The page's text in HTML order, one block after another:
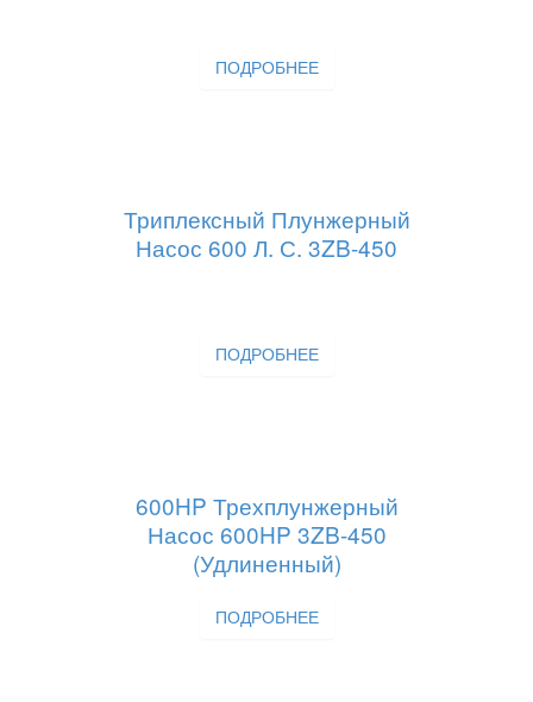
ПОДРОБНЕЕ
Триплексный Плунжерный
Насос 600 Л. С. 3ZB-450
ПОДРОБНЕЕ
600HP Трехплунжерный
Насос 600HP 3ZB-450
(удлиненный)
ПОДРОБНЕЕ